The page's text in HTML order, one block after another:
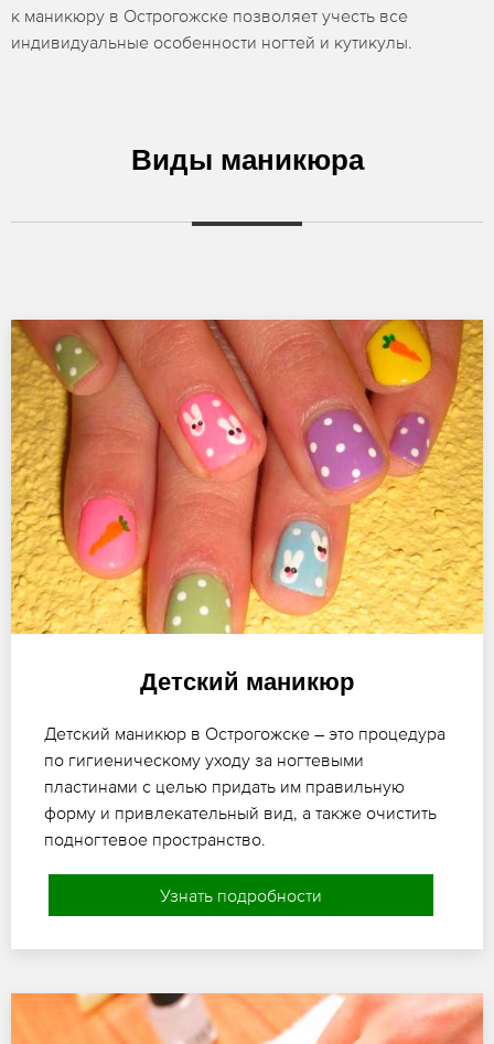
к маникюру в Острогожске позволяет учесть все
индивидуальные особенности ногтей и кутикулы.
Виды маникюра
Детский маникюр
Детский маникюр в Острогожске – это процедура
по гигиеническому уходу за ногтевыми
пластинами с целью придать им правильную
форму и привлекательный вид, а также очистить
подногтевое пространство.
Узнать подробности